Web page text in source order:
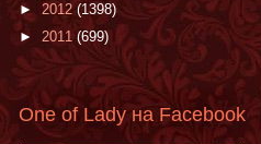
► 2012 (1398)
► 2011 (699)
One of Lady на Facebook